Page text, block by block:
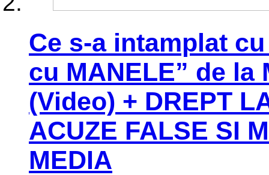
Ce s-a intamplat
cu MANELE” de la
(Video) + DREPT
ACUZE FALSE SI
MEDIA